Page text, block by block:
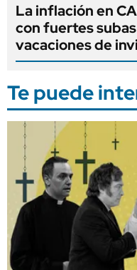
La inflación en
con fuertes
vacaciones de
Te puede